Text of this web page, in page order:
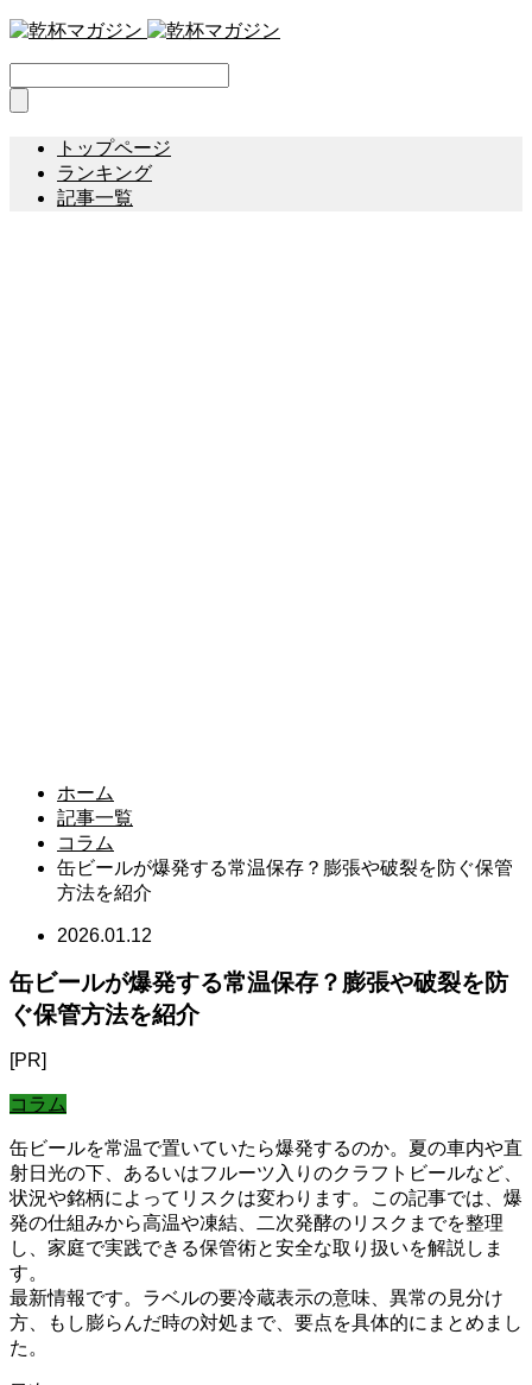
トップページ
ランキング
記事一覧
ホーム
記事一覧
コラム
缶ビールが爆発する常温保存？膨張や破裂を防ぐ保管
方法を紹介
2026.01.12
缶ビールが爆発する常温保存？膨張や破裂を防
ぐ保管方法を紹介
[PR]
コラム
缶ビールを常温で置いていたら爆発するのか。夏の車内や直
射日光の下、あるいはフルーツ入りのクラフトビールなど、
状況や銘柄によってリスクは変わります。この記事では、爆
発の仕組みから高温や凍結、二次発酵のリスクまでを整理
し、家庭で実践できる保管術と安全な取り扱いを解説しま
す。
最新情報です。ラベルの要冷蔵表示の意味、異常の見分け
方、もし膨らんだ時の対処まで、要点を具体的にまとめまし
た。